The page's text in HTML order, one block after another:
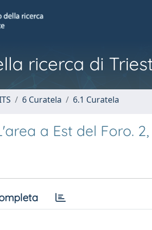
ricerca di
6 Curatela 6.1 Curatela
a Est del Foro.